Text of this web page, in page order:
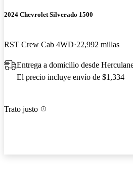
2024 Chevrolet Silverado 1500
RST Crew Cab 4WD 22,992 millas
Entrega a domicilio desde
El precio incluye envío de $1,334
Trato justo